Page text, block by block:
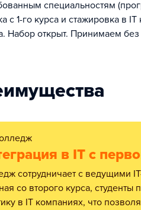
специальностям
с 1-го курса и стажировка в
Набор открыт. Принимаем
в IT c
со второго курса, студенты
в IT компаниях, что